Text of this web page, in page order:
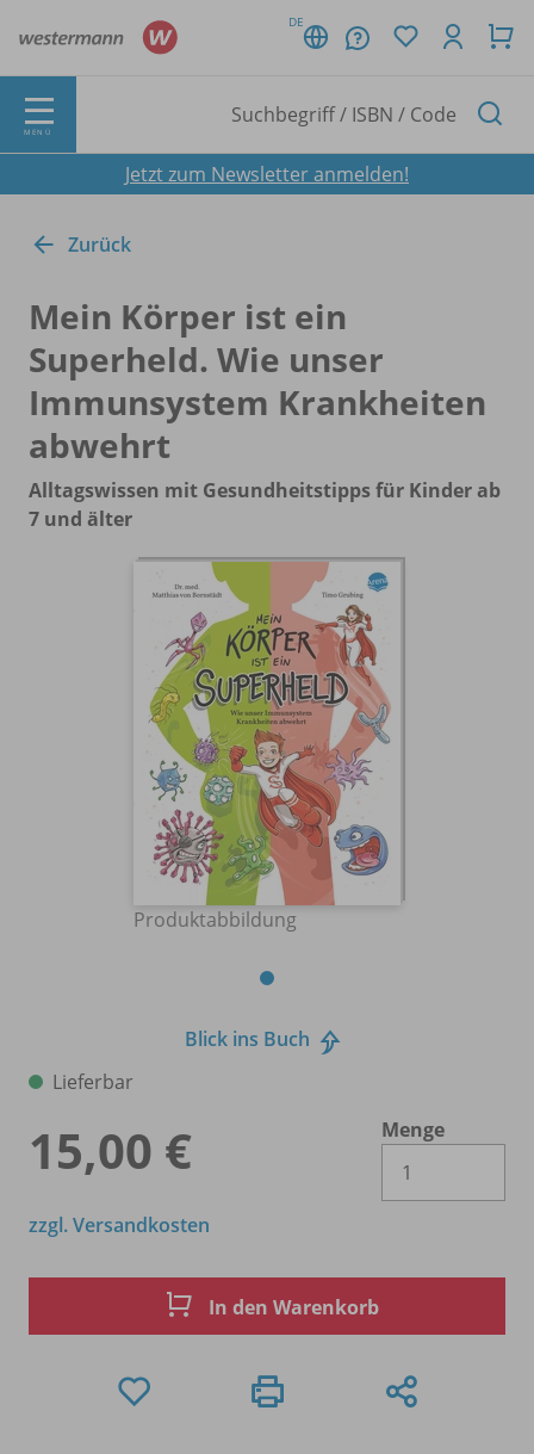
DE
MENÜ
Jetzt zum Newsletter anmelden!
Zurück
Mein Körper ist ein
Superheld. Wie unser
Immunsystem Krankheiten
abwehrt
Alltagswissen mit Gesundheitstipps für Kinder ab
7 und älter
Produktabbildung
Blick ins Buch
Lieferbar
15,00 €
Menge
zzgl. Versandkosten
In den Warenkorb